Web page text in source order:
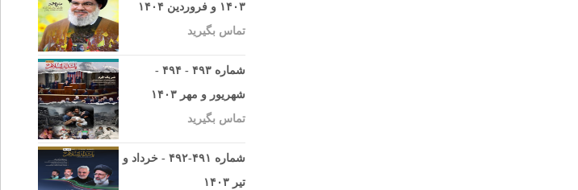
۱۴۰۳ و فروردین ۱۴۰۴
تماس بگیرید
شماره ۴۹۳ - ۴۹۴ -
شهریور و مهر ۱۴۰۳
تماس بگیرید
شماره ۴۹۱-۴۹۲ - خرداد و
تیر ۱۴۰۳